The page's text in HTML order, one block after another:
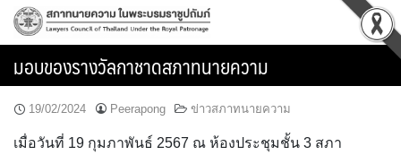
Skip
มอบของรางวัลกาชาดสภาทนายความ
19/02/2024 Peerapong ข่าวสภาทนายความ
เมื่อวันที่ 19 กุมภาพันธ์ 2567 ณ ห้องประชุมชั้น 3 สภา